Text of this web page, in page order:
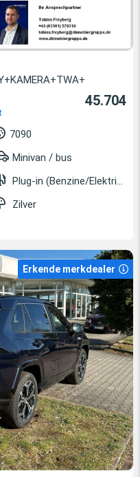
45.704
7090
Minivan / bus
Plug-in (Benzine/Elektrisch)
Zilver
Erkende merkdealer